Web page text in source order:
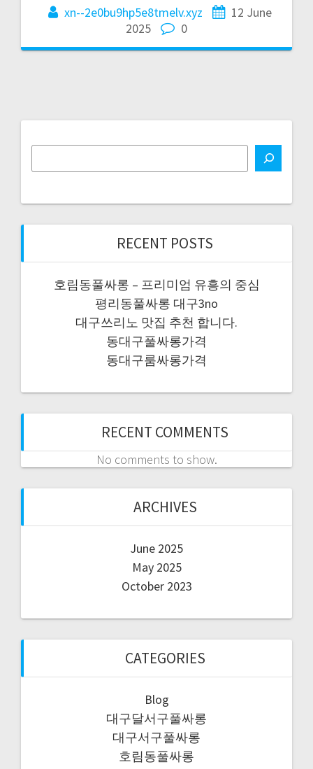
xn--2e0bu9hp5e8tmelv.xyz
12 June
2025
0
RECENT POSTS
호림동풀싸롱 – 프리미엄 유흥의 중심
평리동풀싸롱 대구3no
대구쓰리노 맛집 추천 합니다.
동대구풀싸롱가격
동대구룸싸롱가격
RECENT COMMENTS
No comments to show.
ARCHIVES
June 2025
May 2025
October 2023
CATEGORIES
Blog
대구달서구풀싸롱
대구서구풀싸롱
호림동풀싸롱